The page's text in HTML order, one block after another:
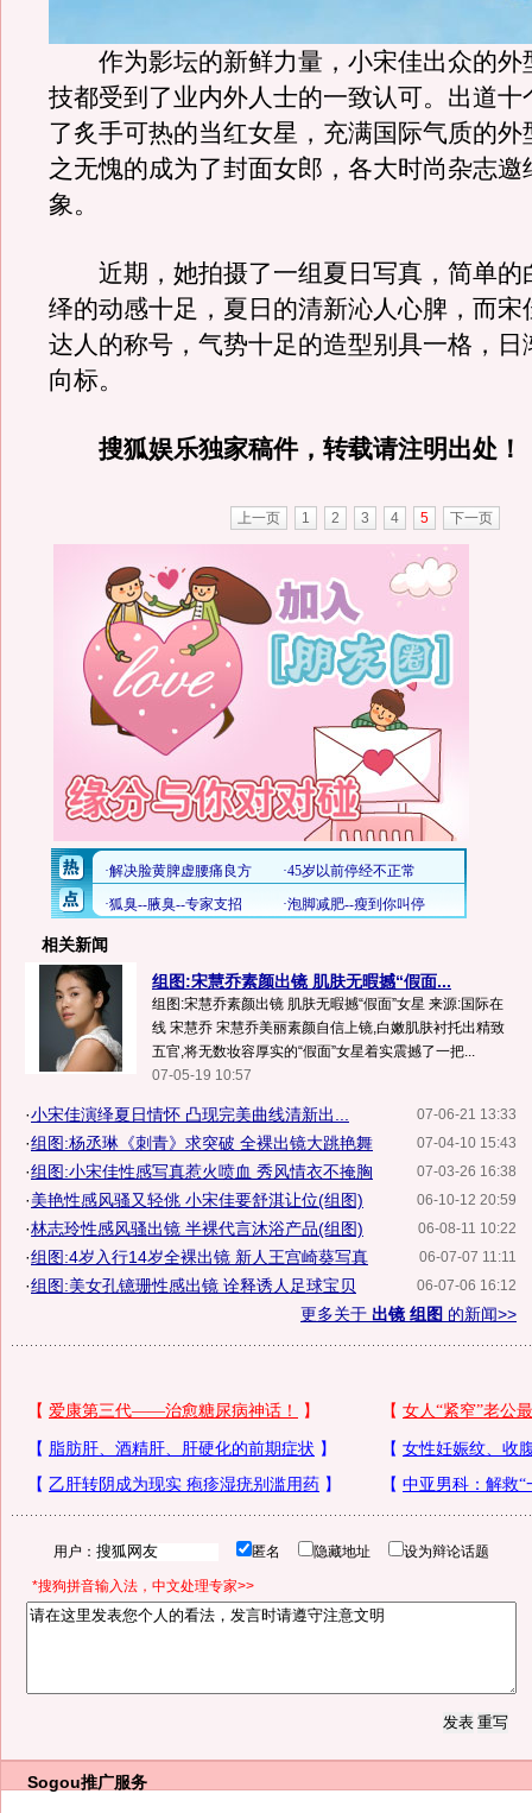
作为影坛的新鲜力量，小宋佳出众的外
技都受到了业内外人士的一致认可。出道十
了炙手可热的当红女星，充满国际气质的外
之无愧的成为了封面女郎，各大时尚杂志邀
象。
近期，她拍摄了一组夏日写真，简单的
绎的动感十足，夏日的清新沁人心脾，而宋
达人的称号，气势十足的造型别具一格，日
向标。
搜狐娱乐独家稿件，转载请注明出处！
上一页 1 2 3 4 5 下一页
相关新闻
组图:宋慧乔素颜出镜 肌肤无暇撼“假面...
组图:宋慧乔素颜出镜 肌肤无暇撼“假面”女星 来源:国际在
线 宋慧乔 宋慧乔美丽素颜自信上镜,白嫩肌肤衬托出精致
五官,将无数妆容厚实的“假面”女星着实震撼了一把...
07-05-19 10:57
07-06-21 13:33
·小宋佳演绎夏日情怀 凸现完美曲线清新出...
07-04-10 15:43
·组图:杨丞琳《刺青》求突破 全裸出镜大跳艳舞
07-03-26 16:38
·组图:小宋佳性感写真惹火喷血 秀风情衣不掩胸
06-10-12 20:59
·美艳性感风骚又轻佻 小宋佳要舒淇让位(组图)
06-08-11 10:22
·林志玲性感风骚出镜 半裸代言沐浴产品(组图)
06-07-07 11:11
·组图:4岁入行14岁全裸出镜 新人王宫崎葵写真
06-07-06 16:12
·组图:美女孔镱珊性感出镜 诠释诱人足球宝贝
更多关于 出镜 组图 的新闻>>
用户： 匿名 隐藏地址 设为辩论话题
*搜狗拼音输入法，中文处理专家>>
Sogou推广服务